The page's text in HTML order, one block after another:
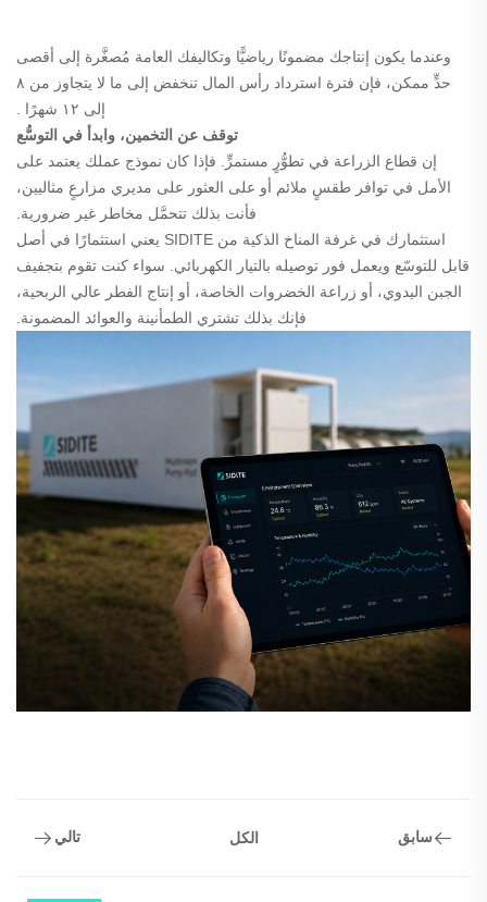
وعندما يكون إنتاجك مضمونًا رياضيًّا وتكاليفك العامة مُصغَّرة إلى أقصى
حدٍّ ممكن، فإن فترة استرداد رأس المال تنخفض إلى ما لا يتجاوز
من ٨
إلى ١٢ شهرًا
توقف عن التخمين، وابدأ في التوسُّع
إن قطاع الزراعة في تطوُّرٍ مستمرٍّ. فإذا كان نموذج عملك يعتمد على
الأمل في توافر طقسٍ ملائم أو على العثور على مديري مزارعٍ مثاليين،
فأنت بذلك تتحمَّل مخاطر غير ضرورية.
استثمارك في غرفة المناخ الذكية من SIDITE يعني استثمارًا في أصل
قابل للتوسّع ويعمل فور توصيله بالتيار الكهربائي. سواء كنت تقوم بتجفيف
الجبن اليدوي، أو زراعة الخضروات الخاصة، أو إنتاج الفطر عالي الربحية،
فإنك بذلك تشتري الطمأنينة والعوائد المضمونة.
سابق الكل تالي